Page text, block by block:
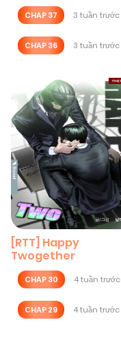
CHAP 37 3 tuần trước
CHAP 36 3 tuần trước
[RTT] Happy
Twogether
CHAP 30 4 tuần trước
CHAP 29 4 tuần trước